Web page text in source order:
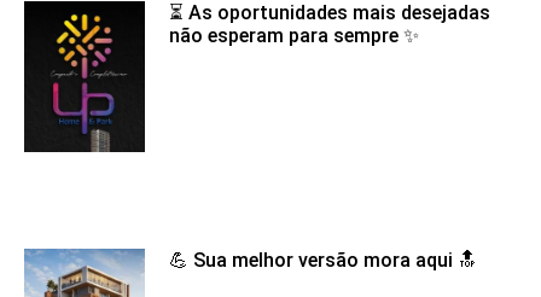
⏳ As oportunidades mais desejadas
não esperam para sempre ✨
💪 Sua melhor versão mora aqui 🔝